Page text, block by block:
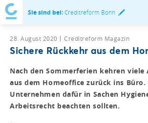
Sie sind bei:Creditreform Bonn
28. August 2020 Creditreform Magazin
Sichere Rückkehr aus dem
Nach den Sommerferien kehren
aus dem Homeoffice zurück ins Büro.
Unternehmen dafür in Sachen
Arbeitsrecht beachten sollten.